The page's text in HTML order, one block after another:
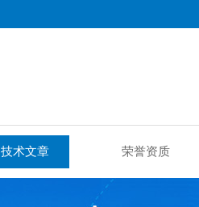
技术文章 荣誉资质